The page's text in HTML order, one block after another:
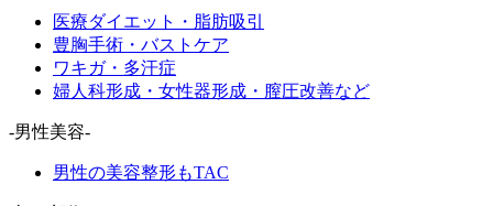
医療ダイエット・脂肪吸引
豊胸手術・バストケア
ワキガ・多汗症
婦人科形成・女性器形成・膣圧改善など
-男性美容-
男性の美容整形もTAC